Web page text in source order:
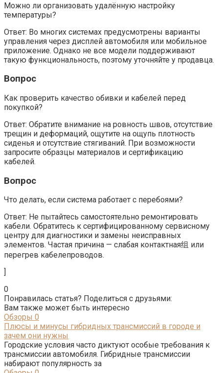
Можно ли организовать удалённую настройку
температуры?
Ответ: Во многих системах предусмотрены варианты
управления через дисплей автомобиля или мобильное
приложение. Однако не все модели поддерживают
такую функциональность, поэтому уточняйте у продавца.
Вопрос
Как проверить качество обивки и кабелей перед
покупкой?
Ответ: Обратите внимание на ровность швов, отсутствие
трещин и деформаций, ощутите на ощупь плотность
сиденья и отсутствие стягиваний. При возможности
запросите образцы материалов и сертификацию
кабелей.
Вопрос
Что делать, если система работает с перебоями?
Ответ: Не пытайтесь самостоятельно ремонтировать
кабели. Обратитесь к сертифицированному сервисному
центру для диагностики и замены неисправных
элементов. Частая причина — слабая контактная组 или
перегрев кабелепроводов.
0
Понравилась статья? Поделиться с друзьями:
Вам также может быть интересно
Обзоры 0
Плюсы и минусы гибридных трансмиссий в городе и
зачем они нужны
Городские условия часто диктуют особые требования к
трансмиссии автомобиля. Гибридные трансмиссии
набирают популярность за